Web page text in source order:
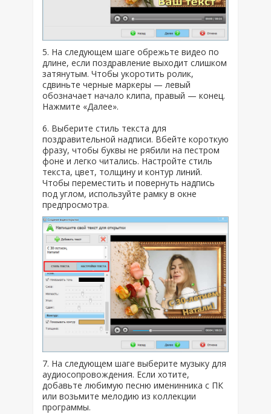
5. На следующем шаге обрежьте видео по
длине, если поздравление выходит слишком
затянутым. Чтобы укоротить ролик,
сдвиньте черные маркеры — левый
обозначает начало клипа, правый — конец.
Нажмите «Далее».
6. Выберите стиль текста для
поздравительной надписи. Вбейте короткую
фразу, чтобы буквы не рябили на пестром
фоне и легко читались. Настройте стиль
текста, цвет, толщину и контур линий.
Чтобы переместить и повернуть надпись
под углом, используйте рамку в окне
предпросмотра.
7. На следующем шаге выберите музыку для
аудиосопровождения. Если хотите,
добавьте любимую песню именинника с ПК
или возьмите мелодию из коллекции
программы.